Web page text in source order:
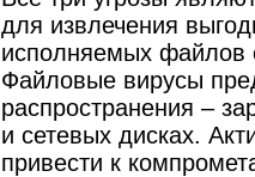
для извлечения
исполняемых файлов
Файловые вирусы
распространения –
и сетевых дисках.
привести к